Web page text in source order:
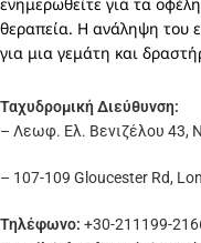
θεραπεία. Η ανάληψη του
για μια γεμάτη και
Ταχυδρομική Διεύθυνση:
– Λεωφ. Ελ. Βενιζέλου 43,
– 107-109 Gloucester Rd,
Τηλέφωνο: +30-211199-